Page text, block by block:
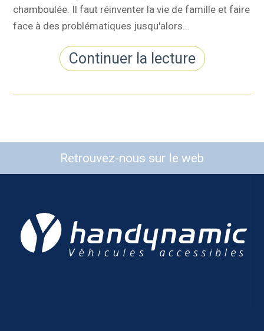
chamboulée. Il faut réinventer la vie de famille et faire
face à des problématiques jusqu'alors…
Continuer la lecture
Retrouvez-nous sur le web